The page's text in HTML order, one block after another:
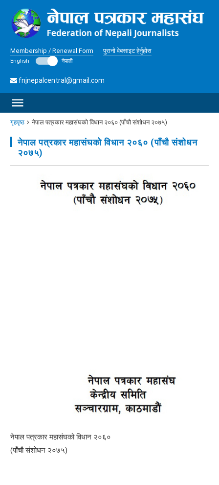
Membership / Renewal Form पुरानो वेबसाइट हेर्नुहोस
English नेपाली
fnjnepalcentral@gmail.com
गृहपृष्ठ नेपाल पत्रकार महासंघको विधान २०६० (पाँचौ संशोधन २०७५)
नेपाल पत्रकार महासंघको विधान २०६० (पाँचौ संशोधन
२०७५)
नेपाल पत्रकार महासंघको विधान २०६०
(पाँचौ संशोधन २०७५)